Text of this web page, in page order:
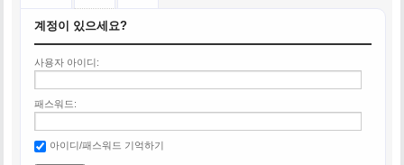
계정이 있으세요?
사용자 아이디:
패스워드:
아이디/패스워드 기억하기